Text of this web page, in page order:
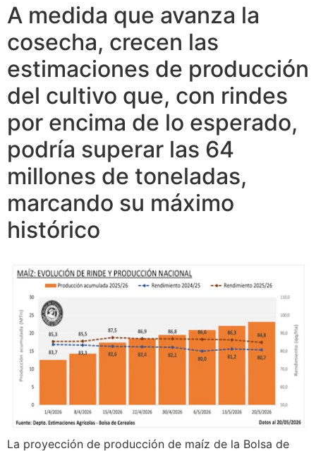
A medida que avanza la
cosecha, crecen las
estimaciones de producción
del cultivo que, con rindes
por encima de lo esperado,
podría superar las 64
millones de toneladas,
marcando su máximo
histórico
La proyección de producción de maíz de la Bolsa de